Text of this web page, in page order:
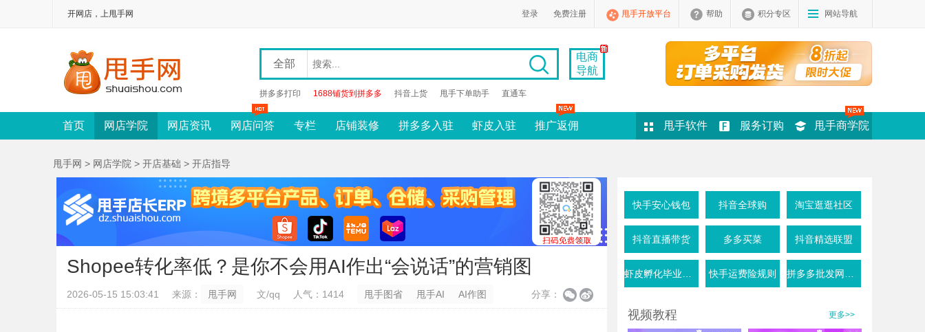
开网店，上甩手网 登录 免费注册 甩手开放平台 帮助 积分专区 网站导航
全部
拼多多打印 1688铺货到拼多多 抖音上货 甩手下单助手 直通车
电商
导航
首页 网店学院 网店资讯 网店问答 专栏 店铺装修 拼多多入驻 虾皮入驻 推广返佣 甩手软件 服务订购 甩手商学院
甩手网 > 网店学院 > 开店基础 > 开店指导
Shopee转化率低？是你不会用AI作出“会说话”的营销图
2026-05-15 15:03:41 来源： 甩手网 文/qq 人气：1414 甩手图省 甩手AI AI作图 分享：
快手安心钱包 抖音全球购 淘宝逛逛社区
抖音直播带货 多多买菜 抖音精选联盟
快手运费险规则
视频教程 更多>>